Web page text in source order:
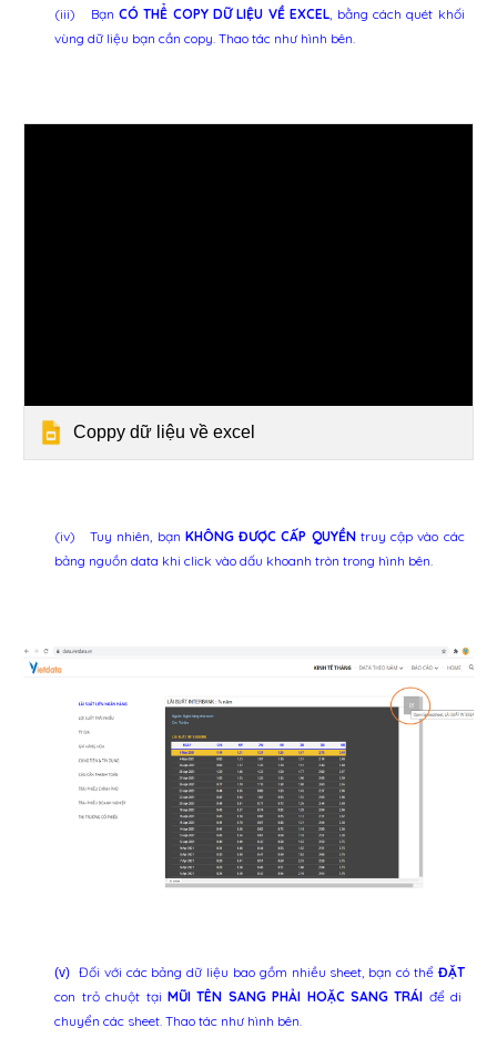
(iii) Bạn CÓ THỂ COPYDỮ LIỆU VỀ EXCEL, bằng cách quét khối
vùng dữ liệu bạn cần copy. Thao tác như hình bên.
Coppy dữ liệu về excel
(iv) Tuy nhiên, bạn KHÔNG ĐƯỢC CẤP QUYỀNtruy cập vào các
bảng nguồn data khi click vào dấu khoanh tròn trong hình bên.
(v)Đối với các bảng dữ liệu bao gồm nhiều sheet, bạn có thểĐẶT
con trỏ chuột tại MŨI TÊN SANG PHẢI HOẶC SANG TRÁI để di
chuyển các sheet. Thao tác như hình bên.